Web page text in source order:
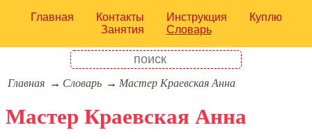
Главная Контакты Инструкция
Куплю
Занятия
Словарь
Главная Словарь Мастер Краевская Анна
Мастер Краевская Анна